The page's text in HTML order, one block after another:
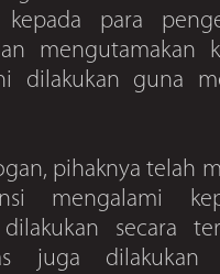
kepada para
mengutamakan
dilakukan guna
pihaknya telah
mengalami
secara
juga dilakukan